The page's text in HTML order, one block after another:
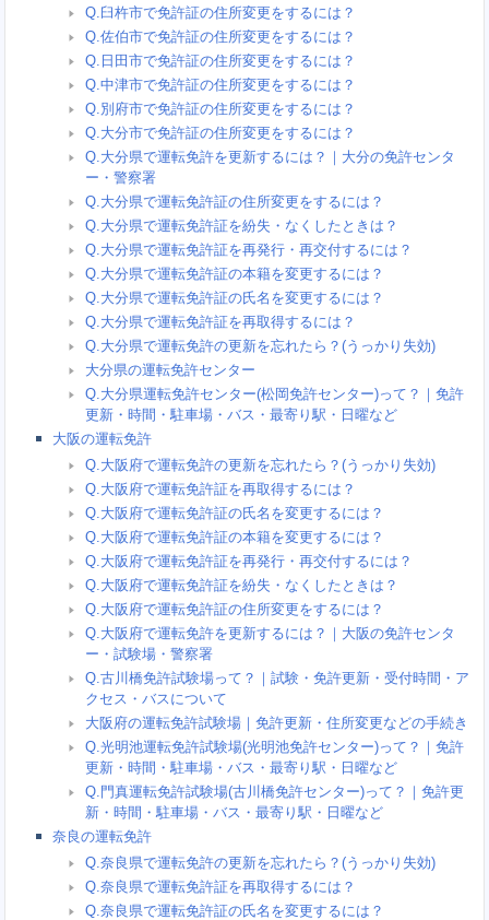
Q.臼杵市で免許証の住所変更をするには？
Q.佐伯市で免許証の住所変更をするには？
Q.日田市で免許証の住所変更をするには？
Q.中津市で免許証の住所変更をするには？
Q.別府市で免許証の住所変更をするには？
Q.大分市で免許証の住所変更をするには？
Q.大分県で運転免許を更新するには？｜大分の免許センタ
ー・警察署
Q.大分県で運転免許証の住所変更をするには？
Q.大分県で運転免許証を紛失・なくしたときは？
Q.大分県で運転免許証を再発行・再交付するには？
Q.大分県で運転免許証の本籍を変更するには？
Q.大分県で運転免許証の氏名を変更するには？
Q.大分県で運転免許証を再取得するには？
Q.大分県で運転免許の更新を忘れたら？(うっかり失効)
大分県の運転免許センター
Q.大分県運転免許センター(松岡免許センター)って？｜免許
更新・時間・駐車場・バス・最寄り駅・日曜など
大阪の運転免許
Q.大阪府で運転免許の更新を忘れたら？(うっかり失効)
Q.大阪府で運転免許証を再取得するには？
Q.大阪府で運転免許証の氏名を変更するには？
Q.大阪府で運転免許証の本籍を変更するには？
Q.大阪府で運転免許証を再発行・再交付するには？
Q.大阪府で運転免許証を紛失・なくしたときは？
Q.大阪府で運転免許証の住所変更をするには？
Q.大阪府で運転免許を更新するには？｜大阪の免許センタ
ー・試験場・警察署
Q.古川橋免許試験場って？｜試験・免許更新・受付時間・ア
クセス・バスについて
大阪府の運転免許試験場｜免許更新・住所変更などの手続き
Q.光明池運転免許試験場(光明池免許センター)って？｜免許
更新・時間・駐車場・バス・最寄り駅・日曜など
Q.門真運転免許試験場(古川橋免許センター)って？｜免許更
新・時間・駐車場・バス・最寄り駅・日曜など
奈良の運転免許
Q.奈良県で運転免許の更新を忘れたら？(うっかり失効)
Q.奈良県で運転免許証を再取得するには？
Q.奈良県で運転免許証の氏名を変更するには？